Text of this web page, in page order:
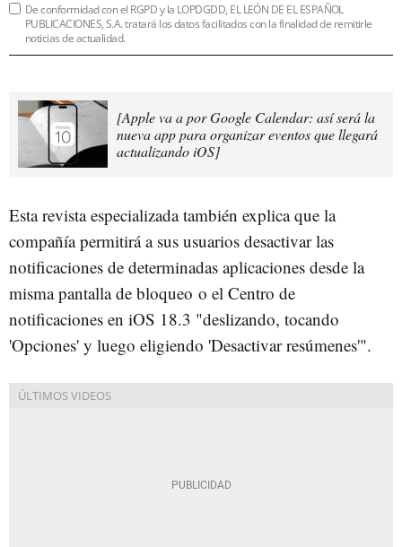
De conformidad con el RGPD y la LOPDGDD, EL LEÓN DE EL ESPAÑOL
PUBLICACIONES, S.A. tratará los datos facilitados con la finalidad de remitirle
noticias de actualidad.
[Apple va a por Google Calendar: así será la
nueva app para organizar eventos que llegará
actualizando iOS]
Esta revista especializada también explica que la
compañía permitirá a sus usuarios desactivar las
notificaciones de determinadas aplicaciones desde la
misma pantalla de bloqueo o el Centro de
notificaciones en iOS 18.3 "deslizando, tocando
'Opciones' y luego eligiendo 'Desactivar resúmenes'".